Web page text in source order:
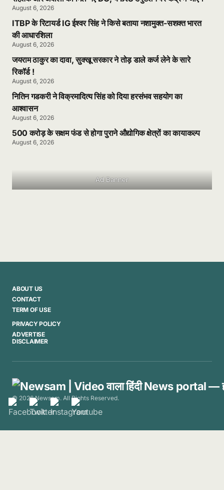
August 6, 2026
ITBP के रिटायर्ड IG ईश्वर सिंह ने किसे बताया नशामुक्त-सशक्त भारत
की आधारशिला
August 6, 2026
जयराम ठाकुर का दावा, सुक्खू सरकार ने तोड़ डाले कर्ज लेने के सारे
रिकॉर्ड !
August 6, 2026
नितिन गडकरी ने विक्रमादित्य सिंह को दिया हरसंभव सहयोग का
आश्वासन
August 6, 2026
500 करोड़ के सक्षम फंड से होगा पुराने औद्योगिक क्षेत्रों का कायाकल्प
August 6, 2026
Ad Banner
ABOUT US
CONTACT
TERM OF USE
PRIVACY POLICY
ADVERTISE
DISCLAIMER
© 2026 Newsam. All Rights Reserved.